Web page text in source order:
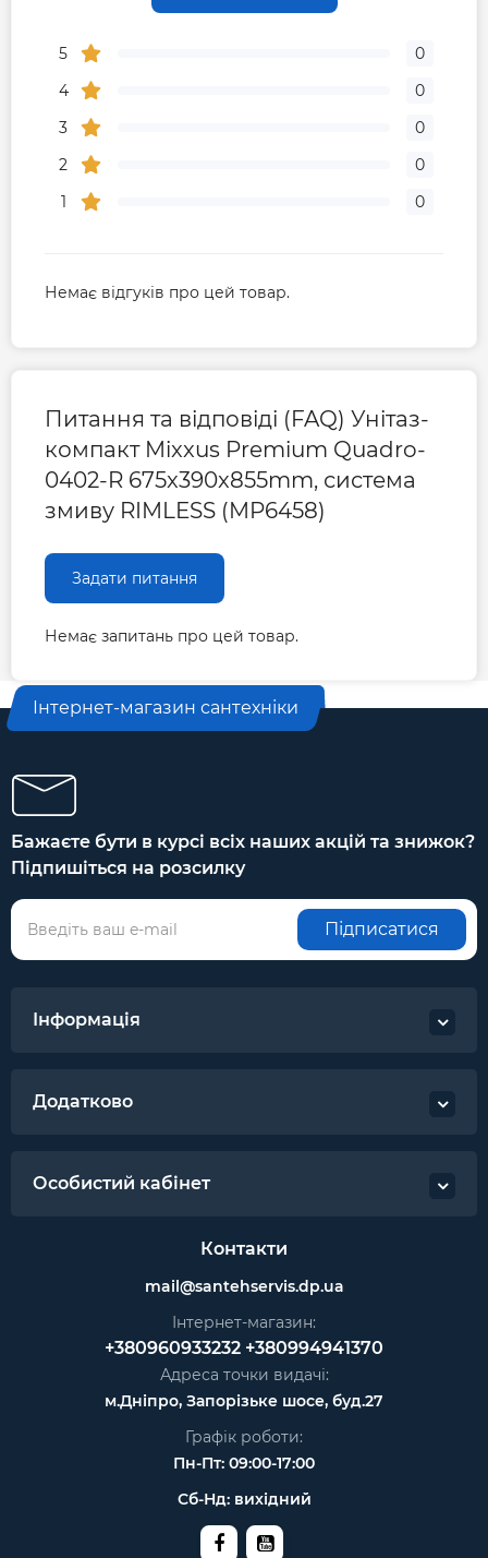
5
0
4
0
3
0
2
0
1
0
Немає відгуків про цей товар.
Питання та відповіді (FAQ) Унітаз-
компакт Mixxus Premium Quadro-
0402-R 675x390x855mm, система
змиву RIMLESS (MP6458)
Задати питання
Немає запитань про цей товар.
Інтернет-магазин сантехніки
Бажаєте бути в курсі всіх наших акцій та знижок?
Підпишіться на розсилку
Підписатися
Інформація
Додатково
Особистий кабінет
Контакти
mail@santehservis.dp.ua
Інтернет-магазин:
+380960933232 +380994941370
Адреса точки видачі:
м.Дніпро, Запорізьке шосе, буд.27
Графік роботи:
Пн-Пт: 09:00-17:00
Сб-Нд: вихідний